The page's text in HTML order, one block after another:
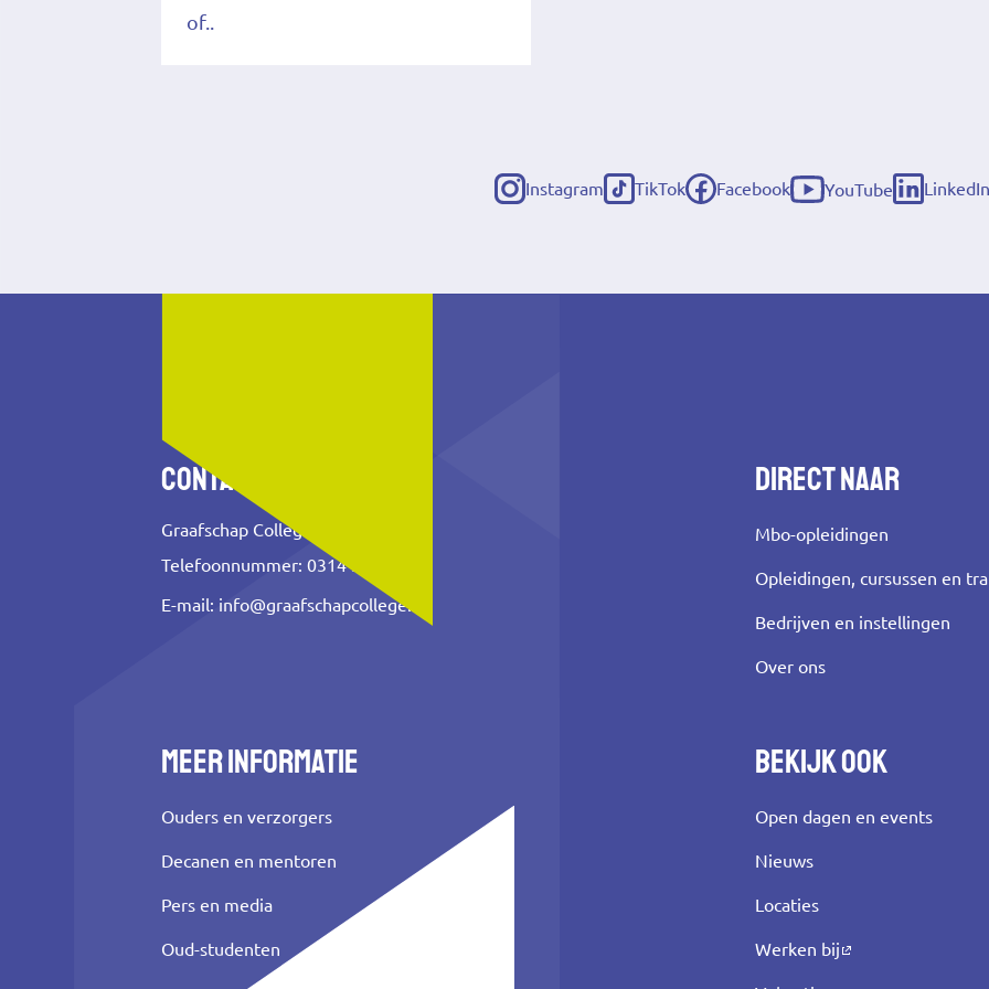
of..
Instagram
(externe
TikTok
(externe
Facebook
(externe
YouTube
(externe
LinkedIn
(externe
Contact
Graafschap College
Telefoonnummer: 0314 353 500
E-mail: info@graafschapcollege.nl
Direct naar
Mbo-opleidingen
Opleidingen, cursussen en
Bedrijven en instellingen
Over ons
Meer informatie
Ouders en verzorgers
Decanen en mentoren
Pers en media
Oud-studenten
Bekijk ook
Open dagen en events
Nieuws
Locaties
Werken bij